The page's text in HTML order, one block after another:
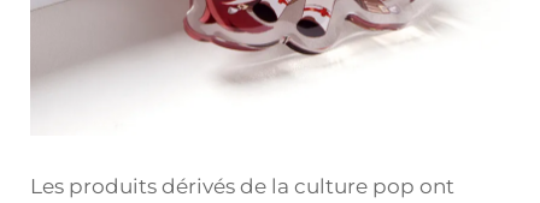
Les produits dérivés de la culture pop ont